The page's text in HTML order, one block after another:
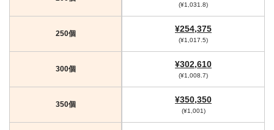
(¥1,031.8)
250個 ¥254,375
(¥1,017.5)
300個 ¥302,610
(¥1,008.7)
350個 ¥350,350
(¥1,001)